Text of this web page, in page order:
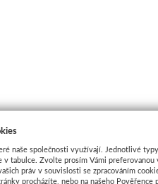
naše společnosti využívají. Jednotlivé
v tabulce. Zvolte prosím Vámi preferovanou
práv v souvislosti se zpracováním
procházíte, nebo na našeho Pověřence